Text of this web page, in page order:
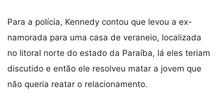
Para a polícia, Kennedy contou que levou a ex-
namorada para uma casa de veraneio, localizada
no litoral norte do estado da Paraíba, lá eles teriam
discutido e então ele resolveu matar a jovem que
não queria reatar o relacionamento.